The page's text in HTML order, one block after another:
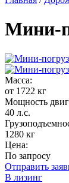
Мини-
Масса:
от 1722 кг
Мощность
40 л.с.
1280 кг
Цена:
По запросу
Отправить
В лизинг